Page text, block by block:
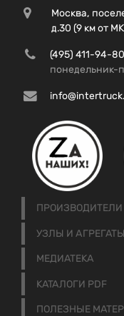
Москва,
д.30 (9 км от
(495) 411-94-80
понедельник-
ПРОИЗВОДИТЕЛИ
УЗЛЫ И АГРЕГАТЫ
МЕДИАТЕКА
КАТАЛОГИ PDF
ПОЛЕЗНЫЕ